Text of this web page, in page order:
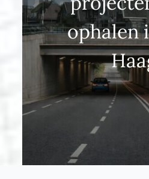
ophalen